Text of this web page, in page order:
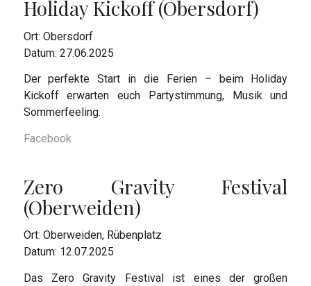
Holiday Kickoff (Obersdorf)
Ort: Obersdorf
Datum: 27.06.2025
Der perfekte Start in die Ferien – beim Holiday
Kickoff erwarten euch Partystimmung, Musik und
Sommerfeeling.
Facebook
Zero Gravity Festival
(Oberweiden)
Ort: Oberweiden, Rübenplatz
Datum: 12.07.2025
Das Zero Gravity Festival ist eines der großen